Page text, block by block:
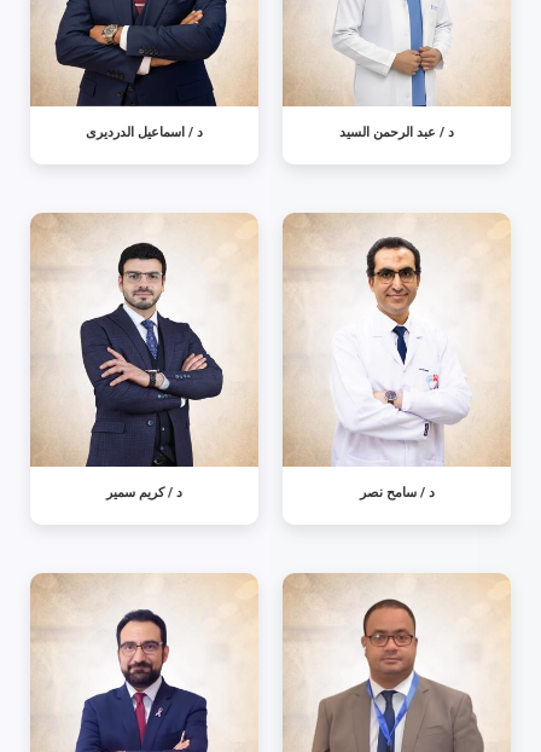
د / عبد الرحمن السيد د / اسماعيل الدرديرى
د / سامح نصر د / كريم سمير